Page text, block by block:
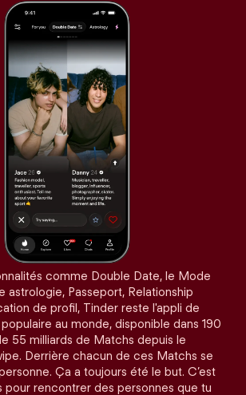
comme Double Date, le Mode
astrologie, Passeport, Relationship
de profil, Tinder reste l'appli de
au monde, disponible dans 190
55 milliards de Matchs depuis le
Derrière chacun de ces Matchs se
Ça a toujours été le but. C’est
pour rencontrer des personnes que tu